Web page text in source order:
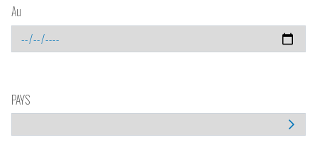
Au
PAYS